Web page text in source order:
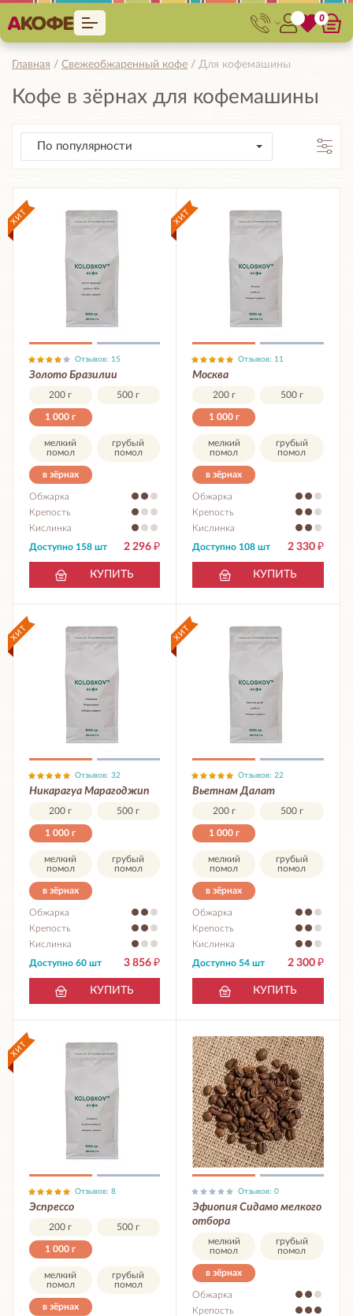
0
Главная Свежеобжаренный кофе Для кофемашины
Кофе в зёрнах для кофемашины
По популярности
Отзывов: 15
Золото Бразилии
200 г 500 г
1 000 г
мелкий
помол
грубый
помол
в зёрнах
Обжарка
Крепость
Кислинка
2 296 ₽
Доступно 158 шт
КУПИТЬ
Отзывов: 11
Москва
200 г 500 г
1 000 г
мелкий
помол
грубый
помол
в зёрнах
Обжарка
Крепость
Кислинка
2 330 ₽
Доступно 108 шт
КУПИТЬ
Отзывов: 32
Никарагуа Марагоджип
200 г 500 г
1 000 г
мелкий
помол
грубый
помол
в зёрнах
Обжарка
Крепость
Кислинка
3 856 ₽
Доступно 60 шт
КУПИТЬ
Отзывов: 22
Вьетнам Далат
200 г 500 г
1 000 г
мелкий
помол
грубый
помол
в зёрнах
Обжарка
Крепость
Кислинка
2 300 ₽
Доступно 54 шт
КУПИТЬ
Отзывов: 8
Эспрессо
200 г 500 г
1 000 г
мелкий
помол
грубый
помол
в зёрнах
Отзывов: 0
Эфиопия Сидамо мелкого
отбора
мелкий
помол
грубый
помол
в зёрнах
Обжарка
Крепость